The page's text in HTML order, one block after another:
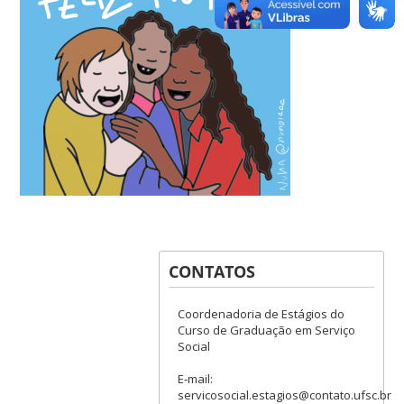
CONTATOS
Coordenadoria de Estágios do
Curso de Graduação em Serviço
Social
E-mail:
servicosocial.estagios@contato.ufsc.br